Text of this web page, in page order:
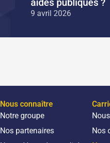
aides publiques ?
9 avril 2026
Nous connaître
Notre groupe
Nos partenaires
Nos